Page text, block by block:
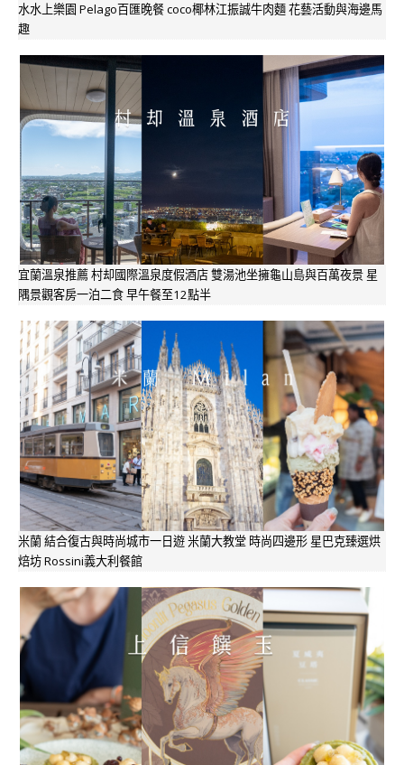
水水上樂園 Pelago百匯晚餐 coco椰林江振誠牛肉麵 花藝活動與海邊馬
趣
宜蘭溫泉推薦 村却國際溫泉度假酒店 雙湯池坐擁龜山島與百萬夜景 星
隅景觀客房一泊二食 早午餐至12點半
米蘭 結合復古與時尚城市一日遊 米蘭大教堂 時尚四邊形 星巴克臻選烘
焙坊 Rossini義大利餐館